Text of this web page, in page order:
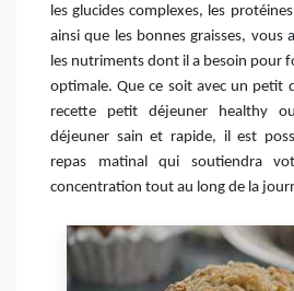
les glucides complexes, les
ainsi que les bonnes graisses, vous
les nutriments dont il a besoin pour
optimale. Que ce soit avec un petit
recette petit déjeuner healthy
déjeuner sain et rapide, il est
repas matinal qui soutiendra
concentration tout au long de la